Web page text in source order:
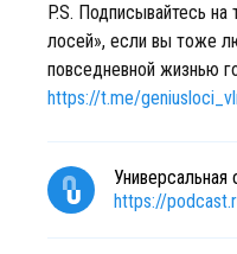
P.S. Подписывайтесь на
лосей», если вы тоже
повседневной жизнью
https://t.me/
Универсальная
https://